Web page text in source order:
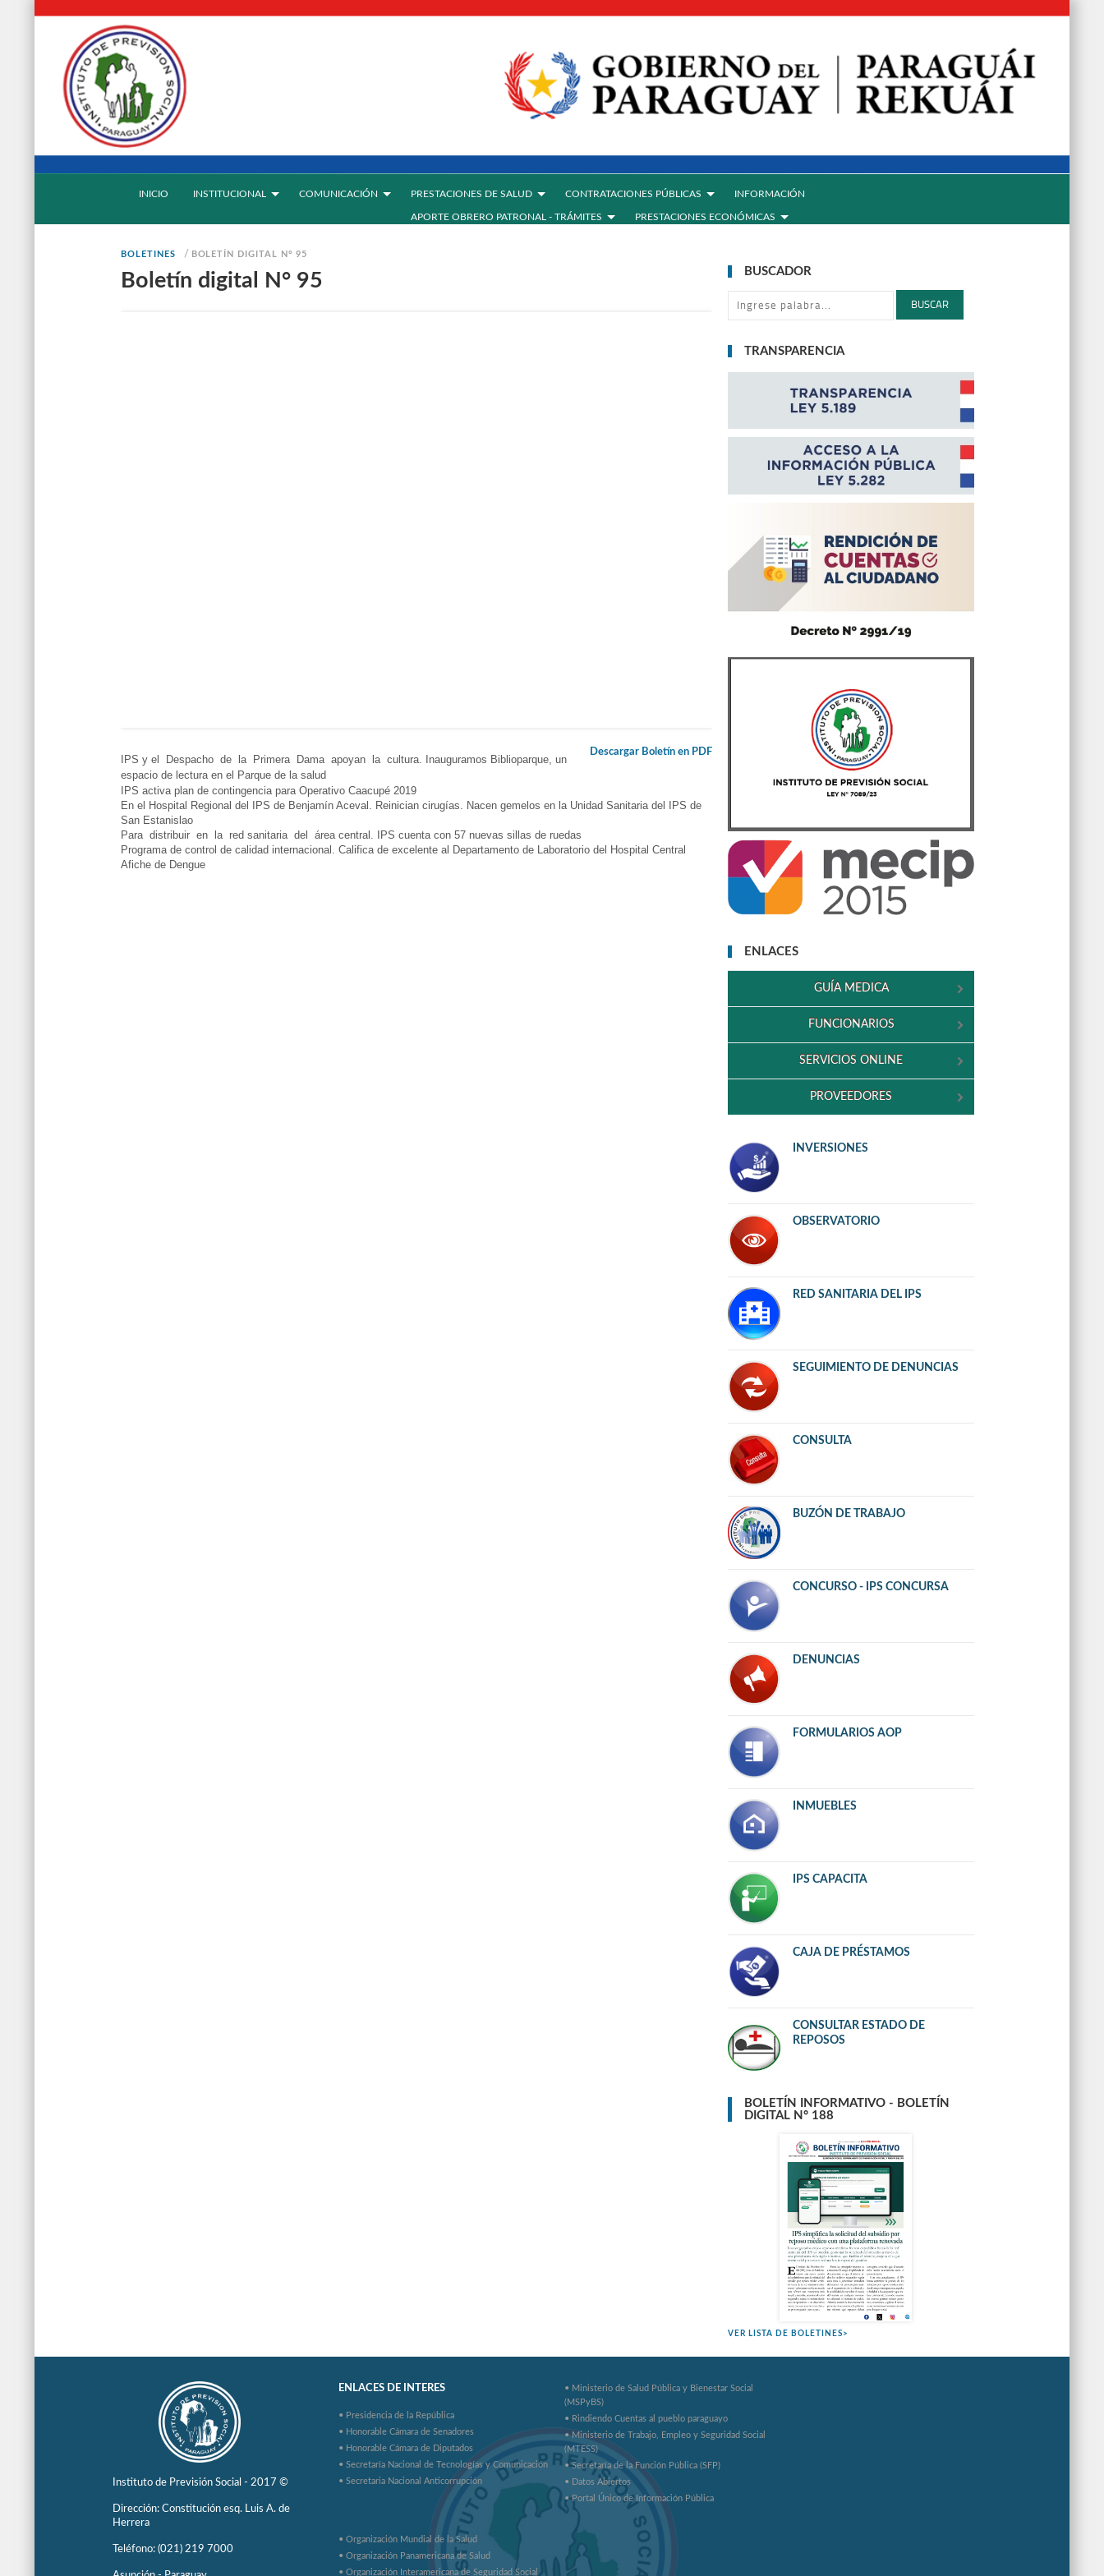
INICIO INSTITUCIONAL COMUNICACIÓN PRESTACIONES DE SALUD CONTRATACIONES PÚBLICAS INFORMACIÓN
APORTE OBRERO PATRONAL - TRÁMITES PRESTACIONES ECONÓMICAS
BOLETINES / BOLETÍN DIGITAL N° 95
Boletín digital N° 95
Descargar Boletín en PDF
IPS y el Despacho de la Primera Dama apoyan la cultura. Inauguramos Biblioparque,un
espacio de lectura enel Parque de la salud
IPS activa plan decontingencia paraOperativo Caacupé 2019
En el Hospital Regional del IPS de Benjamín Aceval. Reinician cirugías. Nacen gemelos en la Unidad Sanitaria del IPS de
San Estanislao
Para distribuir en la red sanitaria del área central. IPS cuenta con 57 nuevas sillas de ruedas
Programa de control de calidad internacional. Califica de excelente al Departamento de Laboratorio del Hospital Central
Afiche de Dengue
BUSCADOR
BUSCAR
TRANSPARENCIA
ENLACES
GUÍA MEDICA
FUNCIONARIOS
SERVICIOS ONLINE
PROVEEDORES
INVERSIONES
OBSERVATORIO
RED SANITARIA DEL IPS
SEGUIMIENTO DE DENUNCIAS
CONSULTA
BUZÓN DE TRABAJO
CONCURSO - IPS CONCURSA
DENUNCIAS
FORMULARIOS AOP
INMUEBLES
IPS CAPACITA
CAJA DE PRÉSTAMOS
CONSULTAR ESTADO DE
REPOSOS
BOLETÍN INFORMATIVO - BOLETÍN
DIGITAL N° 188
VER LISTA DE BOLETINES>
Instituto de Previsión Social - 2017 ©
Dirección: Constitución esq. Luis A. de
Herrera
Teléfono: (021) 219 7000
ENLACES DE INTERES
• Presidencia de la República
• Honorable Cámara de Senadores
• Honorable Cámara de Diputados
• Secretaría Nacional de Tecnologías y Comunicación
• Secretaria Nacional Anticorrupción
• Ministerio de Salud Pública y Bienestar Social
(MSPyBS)
• Rindiendo Cuentas al pueblo paraguayo
• Ministerio de Trabajo, Empleo y Seguridad Social
(MTESS)
• Secretaría de la Función Pública (SFP)
• Datos Abiertos
• Portal Único de Información Pública
• Organización Mundial de la Salud
• Organización Panamericana de Salud
• Organización Interamericana de Seguridad Social